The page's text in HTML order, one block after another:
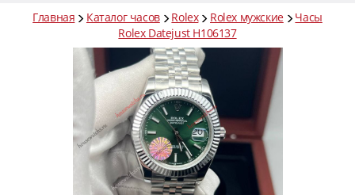
Главная Каталог часов Rolex Rolex мужские
Часы
Rolex Datejust H106137